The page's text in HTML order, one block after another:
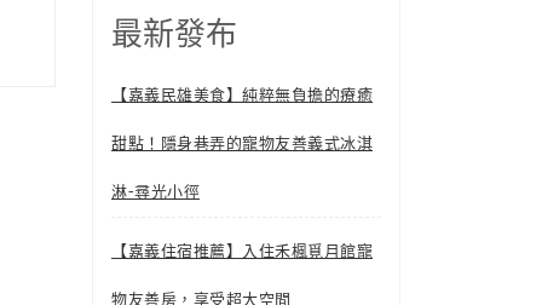
最新發布
【嘉義民雄美食】純粹無負擔的療癒
甜點！隱身巷弄的寵物友善義式冰淇
淋-尋光小徑
【嘉義住宿推薦】入住禾楓覓月館寵
物友善房，享受超大空間